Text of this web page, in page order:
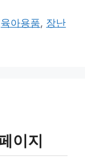
육아용품, 장난
이지